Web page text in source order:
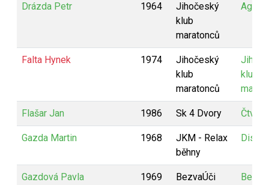
Drázda Petr 1964
Jihočeský
klub
maratonců
Falta Hynek 1974
Jihočeský
klub
maratonců
klub
Flašar Jan 1986 Sk 4 Dvory
Gazda Martin 1968
JKM - Relax
běhny
Gazdová Pavla 1969 BezvaÚči